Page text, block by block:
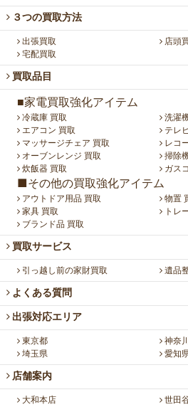
３つの買取方法
出張買取
店頭
宅配買取
買取品目
■家電買取強化アイテム
冷蔵庫 買取
洗濯
エアコン 買取
テレ
マッサージチェア 買取
レコ
オーブンレンジ 買取
掃除
炊飯器 買取
ガス
■その他の買取強化アイテム
アウトドア用品 買取
物置
家具 買取
トレ
ブランド品 買取
買取サービス
引っ越し前の家財買取 遺品
よくある質問
出張対応エリア
東京都
神奈
埼玉県
愛知
店舗案内
大和本店 世田